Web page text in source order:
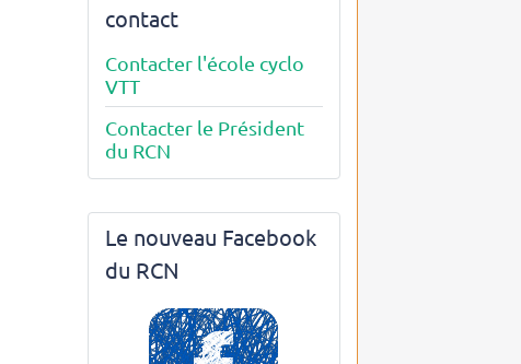
contact
Contacter l'école cyclo
VTT
Contacter le Président
du RCN
Le nouveau Facebook
du RCN